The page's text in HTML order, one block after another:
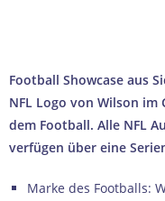
Football Showcase aus
NFL Logo von Wilson
dem Football. Alle NFL
verfügen über eine
Marke des Footballs: